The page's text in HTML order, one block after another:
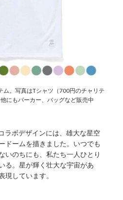
ム。写真はTシャツ（700円のチャリテ
にもパーカー、バッグなど販売中
ラボデザインには、雄大な星空
ドームを描きました。いつでも
いのちにも、私たち一人ひとり
る。星が輝く壮大な宇宙があ
現しています。